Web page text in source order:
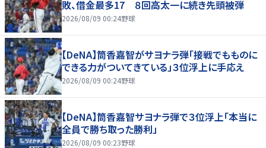
敗、借金最多17 ８回高太一に続き先頭被弾
2026/08/09 00:24野球
【DeNA】筒香嘉智がサヨナラ弾「接戦でもものに
できる力がついてきている」３位浮上に手応え
2026/08/09 00:24野球
【DeNA】筒香嘉智サヨナラ弾で３位浮上「本当に
全員で勝ち取った勝利」
2026/08/09 00:23野球